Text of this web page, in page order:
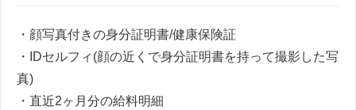
・顔写真付きの身分証明書/健康保険証
・IDセルフィ(顔の近くで身分証明書を持って撮影した写
真)
・直近2ヶ月分の給料明細